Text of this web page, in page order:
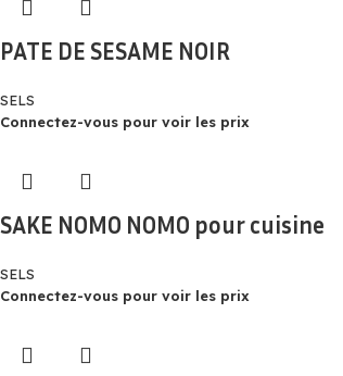
PATE DE SESAME NOIR
SELS
Connectez-vous pour voir les prix
SAKE NOMO NOMO pour cuisine
SELS
Connectez-vous pour voir les prix